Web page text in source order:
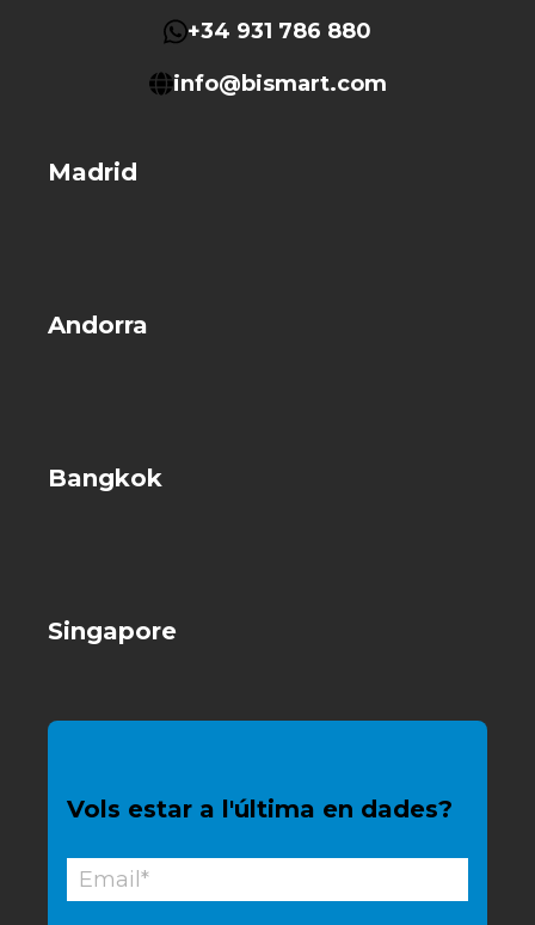
+34 931 786 880
info@bismart.com
Madrid
Andorra
Bangkok
Singapore
Vols estar a l'última en dades?